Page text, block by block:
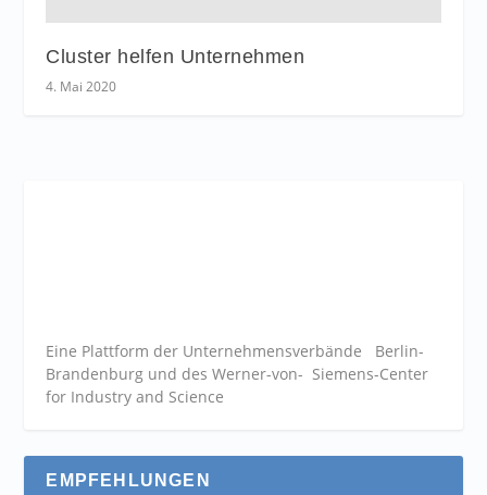
Cluster helfen Unternehmen
4. Mai 2020
Eine Plattform der Unternehmensverbände Berlin-
Brandenburg und des Werner-von- Siemens-Center
for Industry and Science
EMPFEHLUNGEN